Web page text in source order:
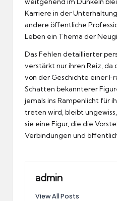
weitgehend im Dunkeln
Karriere in der
andere öffentliche
Leben ein Thema der
Das Fehlen detaillierter
verstärkt nur ihren Reiz, da
von der Geschichte einer
Schatten bekannterer
jemals ins Rampenlicht für
treten wird, bleibt
sie eine Figur, die die
Verbindungen und
admin
View All Posts